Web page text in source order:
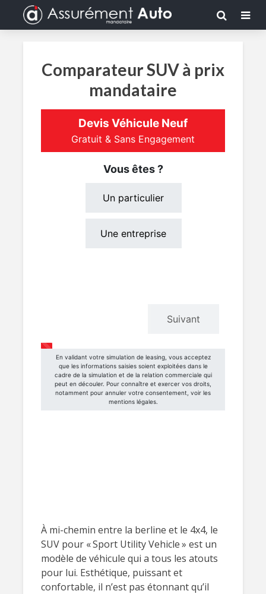
Comparateur SUV à prix
mandataire
À mi-chemin entre la berline et le 4x4, le
SUV pour « Sport Utility Vehicle » est un
modèle de véhicule qui a tous les atouts
pour lui. Esthétique, puissant et
confortable, il n’est pas étonnant qu’il